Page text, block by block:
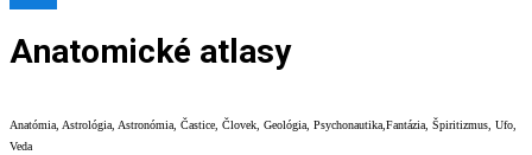
Anatomické atlasy
Anatómia, Astrológia, Astronómia, Častice, Človek, Geológia, Psychonautika,Fantázia, Špiritizmus, Ufo,
Veda